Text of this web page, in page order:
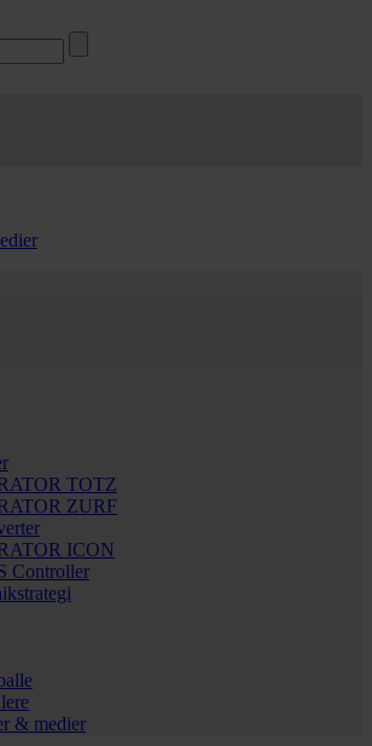
TOTZ
ZURF
ICON
Controller
& medier